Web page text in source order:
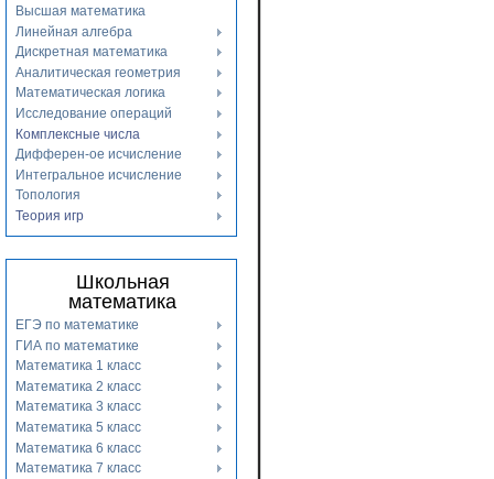
Высшая математика
Линейная алгебра
Дискретная математика
Аналитическая геометрия
Математическая логика
Исследование операций
Комплексные числа
Дифферен-ое исчисление
Интегральное исчисление
Топология
Теория игр
Школьная
математика
ЕГЭ по математике
ГИА по математике
Математика 1 класс
Математика 2 класс
Математика 3 класс
Математика 5 класс
Математика 6 класс
Математика 7 класс